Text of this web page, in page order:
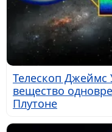
Телескоп Джеймс
вещество
Плутоне